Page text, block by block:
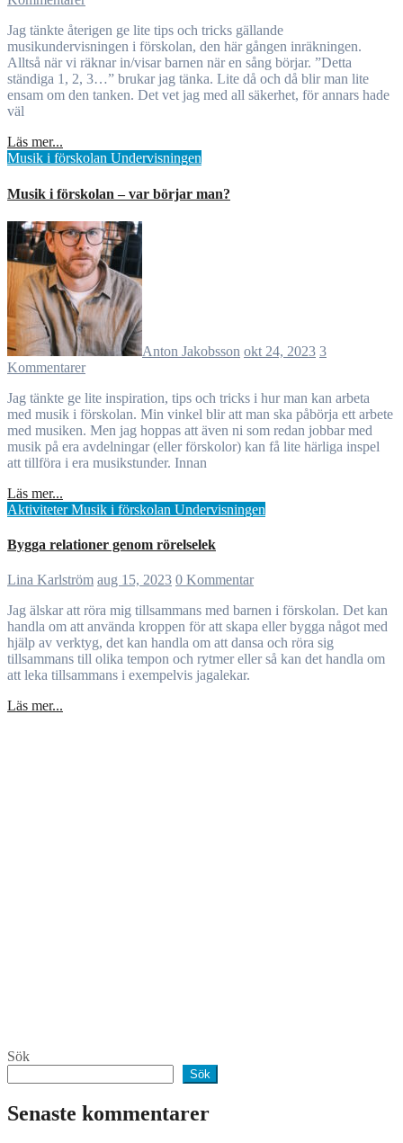
Jag tänkte återigen ge lite tips och tricks gällande
musikundervisningen i förskolan, den här gången inräkningen.
Alltså när vi räknar in/visar barnen när en sång börjar. ”Detta
ständiga 1, 2, 3…” brukar jag tänka. Lite då och då blir man lite
ensam om den tanken. Det vet jag med all säkerhet, för annars hade
väl
Läs mer...
Musik i förskolan Undervisningen
Musik i förskolan – var börjar man?
Anton Jakobsson okt 24, 2023 3
Kommentarer
Jag tänkte ge lite inspiration, tips och tricks i hur man kan arbeta
med musik i förskolan. Min vinkel blir att man ska påbörja ett arbete
med musiken. Men jag hoppas att även ni som redan jobbar med
musik på era avdelningar (eller förskolor) kan få lite härliga inspel
att tillföra i era musikstunder. Innan
Läs mer...
AktiviteterMusik i förskolan Undervisningen
Bygga relationer genom rörelselek
Lina Karlström aug 15, 2023 0 Kommentar
Jag älskar att röra mig tillsammans med barnen i förskolan. Det kan
handla om att använda kroppen för att skapa eller bygga något med
hjälp av verktyg, det kan handla om att dansa och röra sig
tillsammans till olika tempon och rytmer eller så kan det handla om
att leka tillsammans i exempelvis jagalekar.
Läs mer...
Sök
Sök
Senaste kommentarer